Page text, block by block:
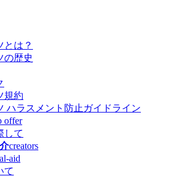
とは？
の歴史
規約
ハラスメント防止ガイドライン
offer
して
creators
aid
て